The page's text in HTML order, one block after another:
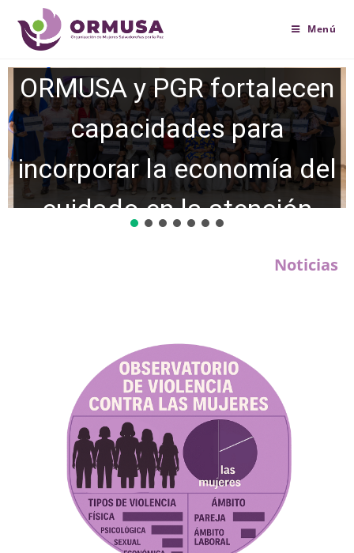
contenido
Menú
ORMUSA y PGR fortalecen
capacidades para
incorporar la economía del
cuidado en la atención
Noticias